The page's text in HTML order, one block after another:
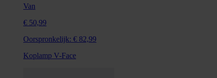
Van
€ 50,99
Oorspronkelijk: € 82,99
Koplamp V-Face